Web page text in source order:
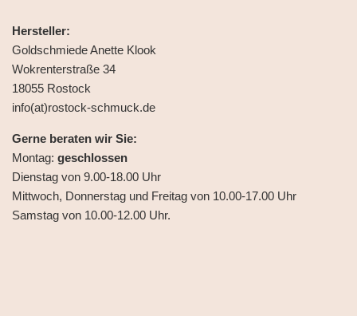
Hersteller:
Goldschmiede Anette Klook
Wokrenterstraße 34
18055 Rostock
info(at)rostock-schmuck.de
Gerne beraten wir Sie:
Montag: geschlossen
Dienstag von 9.00-18.00 Uhr
Mittwoch, Donnerstag und Freitag von 10.00-17.00 Uhr
Samstag von 10.00-12.00 Uhr.